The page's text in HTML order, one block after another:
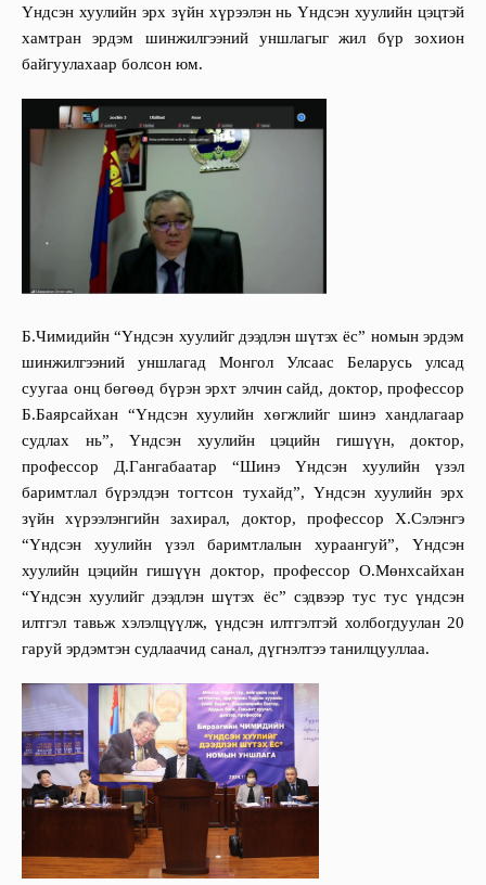
Үндсэн хуулийн эрх зүйн хүрээлэн ньҮндсэн хуулийн цэцтэй
хамтран эрдэм шинжилгээнийуншлагыг жил бүр зохион
байгуулахаар болсон юм.
Б.Чимидийн “Үндсэн хуулийг дээдлэн шүтэх ёс” номынэрдэм
шинжилгээний уншлагад Монгол Улсаас Беларусь улсад
суугаа онц бөгөөд бүрэн эрхт элчин сайд, доктор, профессор
Б.Баярсайхан “Үндсэн хуулийн хөгжлийг шинэ хандлагаар
судлах нь”, Үндсэн хуулийн цэцийн гишүүн, доктор,
профессор Д.Гангабаатар “Шинэ Үндсэн хуулийн үзэл
баримтлал бүрэлдэн тогтсон тухайд”, Үндсэн хуулийн эрх
зүйн хүрээлэнгийн захирал, доктор, профессор Х.Сэлэнгэ
“Үндсэн хуулийн үзэл баримтлалын хураангуй”, Үндсэн
хуулийн цэцийн гишүүн доктор, профессор О.Мөнхсайхан
“Үндсэн хуулийг дээдлэн шүтэх ёс” сэдвээр тус тус үндсэн
илтгэл тавьж хэлэлцүүлж, үндсэн илтгэлтэй холбогдуулан 20
гаруй эрдэмтэн судлаачид санал, дүгнэлтээ танилцууллаа.